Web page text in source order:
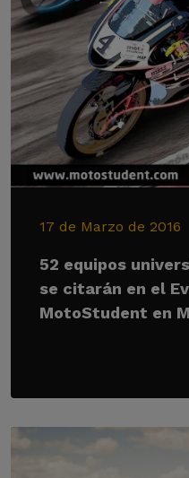
17 de Marzo de 2016
52 equipos
se citarán en el
MotoStudent en